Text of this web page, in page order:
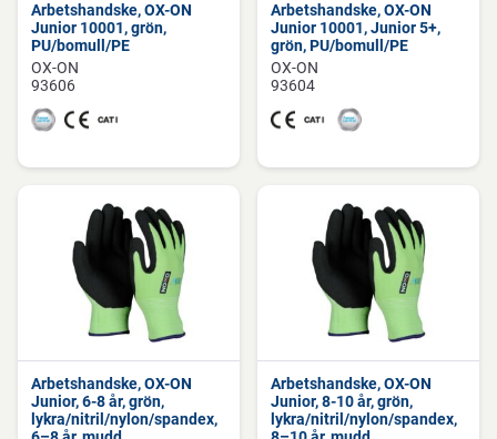
Arbetshandske, OX-ON
Junior 10001, grön,
PU/bomull/PE
OX-ON
93606
Arbetshandske, OX-ON
Junior 10001, Junior 5+,
grön, PU/bomull/PE
OX-ON
93604
Arbetshandske, OX-ON
Junior, 6-8 år, grön,
lykra/nitril/nylon/spandex,
Arbetshandske, OX-ON
Junior, 8-10 år, grön,
lykra/nitril/nylon/spandex,